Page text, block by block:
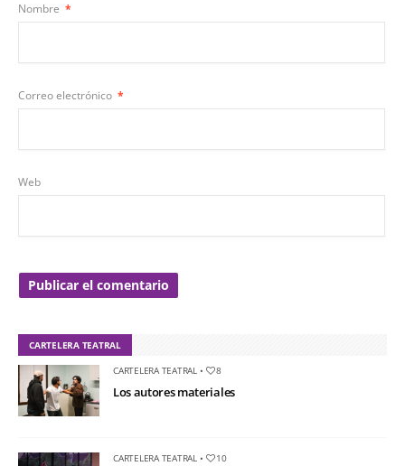
Nombre *
Correo electrónico *
Web
CARTELERA TEATRAL
CARTELERA TEATRAL• 8
Los autores materiales
CARTELERA TEATRAL• 10